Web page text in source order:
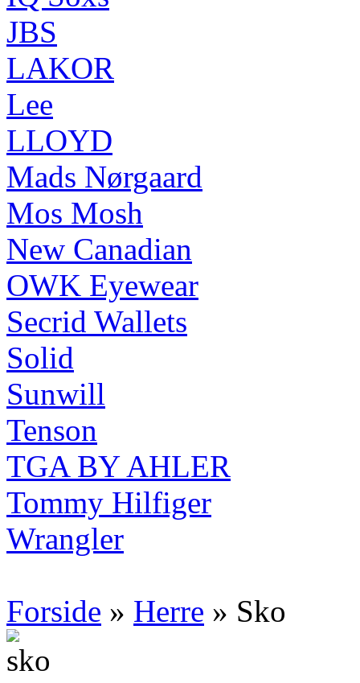
JBS
LAKOR
Lee
LLOYD
Mads Nørgaard
Mos Mosh
New Canadian
OWK Eyewear
Secrid Wallets
Solid
Sunwill
Tenson
TGA BY AHLER
Tommy Hilfiger
Wrangler
Forside » Herre » Sko